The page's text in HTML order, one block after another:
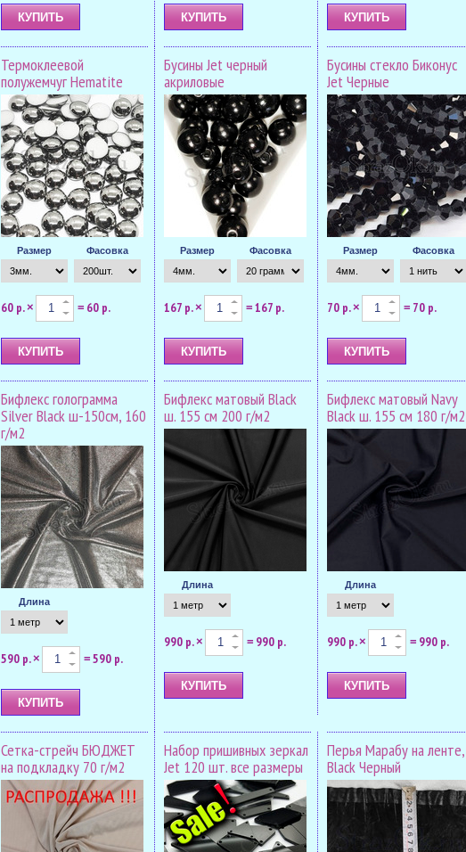
Термоклеевой
полужемчуг Hematite
Размер Фасовка
60 р.× = 60 р.
Бусины Jet черный
акриловые
Размер Фасовка
167 р.× = 167 р.
Бусины стекло Биконус
Jet Черные
Размер Фасовка
70 р.× = 70 р.
Бифлекс голограмма
Silver Black ш-150см, 160
г/м2
Длина
590 р.× = 590 р.
Бифлекс матовый Black
ш. 155 см 200 г/м2
Длина
990 р.× = 990 р.
Бифлекс матовый Navy
Black ш. 155 см 180 г/м2
Длина
990 р.× = 990 р.
Сетка-стрейч БЮДЖЕТ
на подкладку 70 г/м2
Набор пришивных зеркал
Jet 120 шт. все размеры
Перья Марабу на ленте,
Black Черный